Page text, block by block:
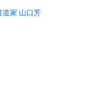
道家 山口芳